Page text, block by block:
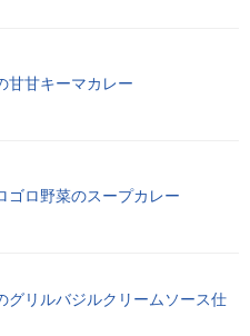
甘甘キーマカレー
ゴロ野菜のスープカレー
グリルバジルクリームソース仕